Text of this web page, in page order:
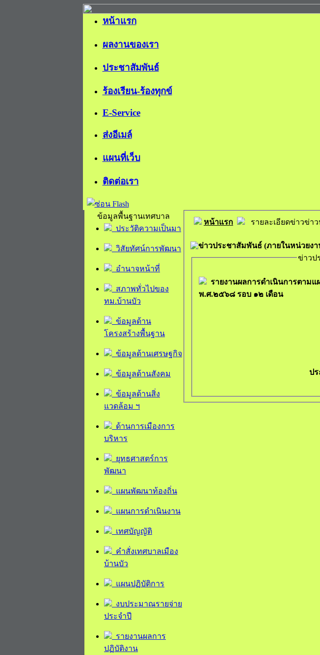
หน้าแรก
ผลงานของเรา
ประชาสัมพันธ์
ร้องเรียน-ร้องทุกข์
E-Service
ส่งอีเมล์
แผนที่เว็บ
ติดต่อเรา
ข้อมูลพื้นฐานเทศบาล
ประวัติความเป็นมา
วิสัยทัศน์การพัฒนา
อำนาจหน้าที่
สภาพทั่วไปของ
ทม.บ้านบัว
ข้อมูลด้าน
โครงสร้างพื้นฐาน
ข้อมูลด้านเศรษฐกิจ
ข้อมูลด้านสังคม
ข้อมูลด้านสิ่ง
แวดล้อม ฯ
ด้านการเมืองการ
บริหาร
ยุทธศาสตร์การ
พัฒนา
แผนพัฒนาท้องถิ่น
แผนการดำเนินงาน
เทศบัญญัติ
คำสั่งเทศบาลเมือง
บ้านบัว
แผนปฏิบัติการ
งบประมาณรายจ่าย
ประจำปี
รายงานผลการ
ปฏิบัติงาน
หน้าแรก รายละเอียดข่าวข่า
ข่าวประชาสัมพันธ์ (ภายในหน่วยงา
ข่าวป
รายงานผลการดำเนินการตาม
พ.ศ.๒๕๖๘ รอบ ๑๒ เดือน
ปร